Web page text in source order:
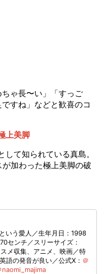
ゃ長〜い」「すっご
すね」などと歓喜のコ
上美脚
て知られている真島。
加わった極上美脚の破
いう愛人／生年月日：1998
センチ／スリーサイズ：
メ収集、アニメ、映画／特
語の発音が良い／公式X： ＠
naomi_majima